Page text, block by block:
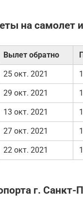
на самолет
Вылет обратно
25 окт. 2021 1
29 окт. 2021 1
13 окт. 2021 1
27 окт. 2021 1
22 окт. 2021 1
г. Санкт-